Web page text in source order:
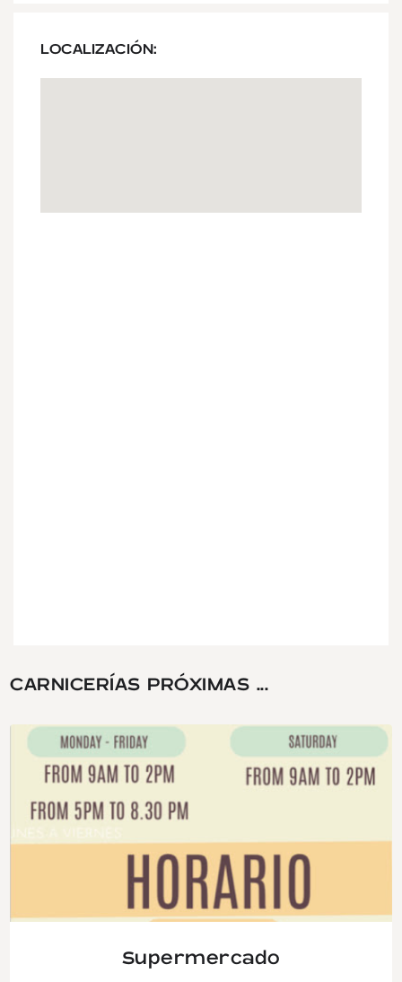
LOCALIZACIÓN:
CARNICERÍAS PRÓXIMAS ...
Supermercado